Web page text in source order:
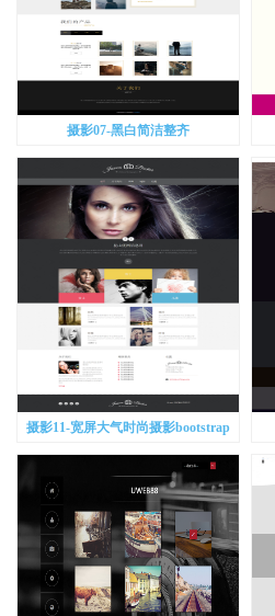
摄影07-黑白简洁整齐
摄影11-宽屏大气时尚摄影bootstrap